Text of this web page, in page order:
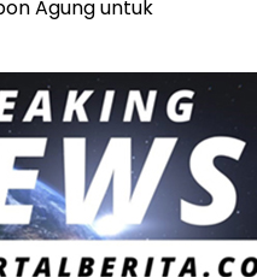
Agung untuk